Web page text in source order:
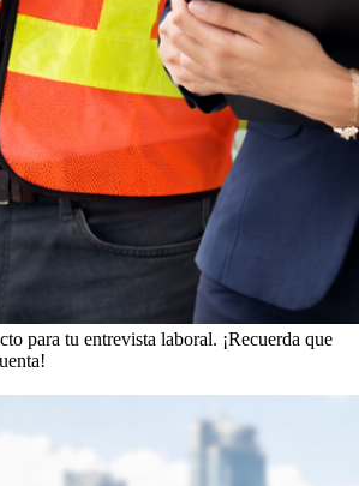
para tu entrevista laboral. ¡Recuerda que